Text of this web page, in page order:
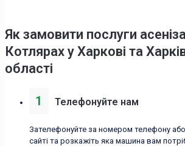
Як замовити послуги
Котлярах у Харкові та
області
1 Телефонуйте нам
Зателефонуйте за номером телефону
сайті та розкажіть яка машина вам